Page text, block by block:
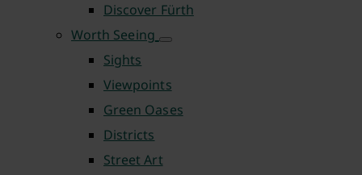
Discover Fürth
Worth Seeing
Sights
Viewpoints
Green Oases
Districts
Street Art